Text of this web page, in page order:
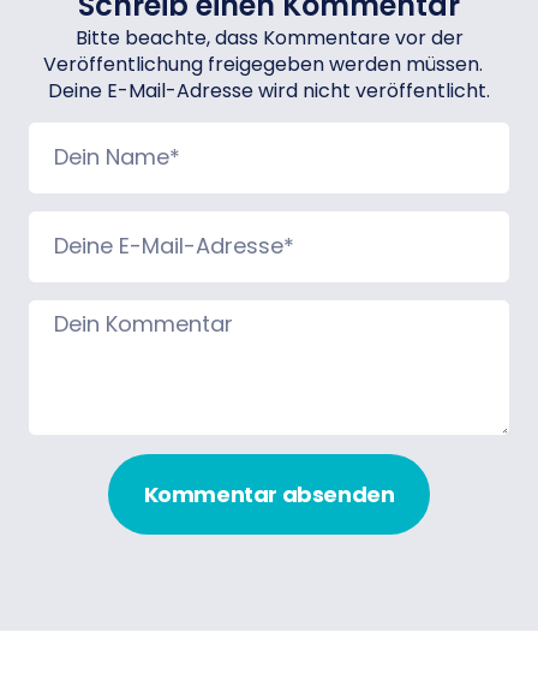
Bitte beachte, dass Kommentare vor der
Veröffentlichung freigegeben werden müssen.
Deine E-Mail-Adresse wird nicht veröffentlicht.
Kommentar absenden